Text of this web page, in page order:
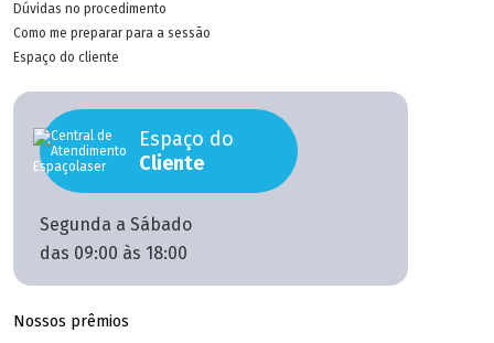
Dúvidas no procedimento
Como me preparar para a sessão
Espaço do cliente
Espaço do
Cliente
Segunda a Sábado
das 09:00 às 18:00
Nossos prêmios